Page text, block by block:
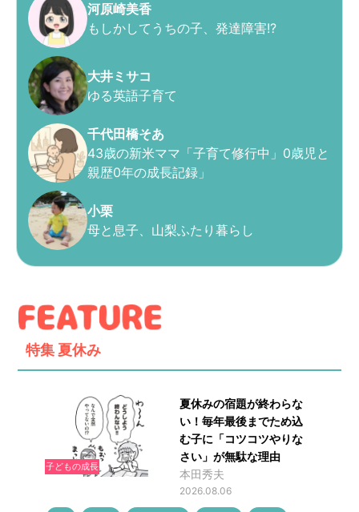
河原崎美香
もしかしてうちの子、発達障害!?
大井ミサコ
ゆる英語子育て
千代田橋そあ
43歳の新米ママ「子育て修行中」0歳児と
親歴0年の成長記録」
小栗
母と息子、山梨ふたり暮らし
特集 夏休み
子どもの成長
夏休みの宿題が終わらな
い！毎年最後までため込
む子に「コツコツやりな
さい」が無駄な理由
本田秀夫
2026.08.06